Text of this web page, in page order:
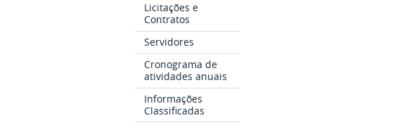
Licitações e
Contratos
Servidores
Cronograma de
atividades anuais
Informações
Classificadas